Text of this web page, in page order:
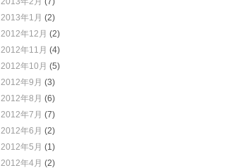
2013年1月 (2)
2012年12月 (2)
2012年11月 (4)
2012年10月 (5)
2012年9月 (3)
2012年8月 (6)
2012年7月 (7)
2012年6月 (2)
2012年5月 (1)
2012年4月 (2)